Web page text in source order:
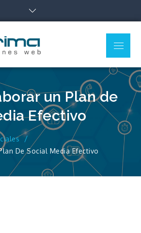
Tecnología –
Abrima
Marketing Digital y Web
Menu
un Plan de
Efectivo
De Social Media Efectivo